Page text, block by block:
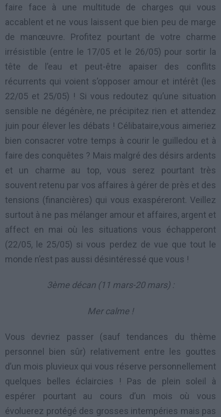
faire face à une multitude de charges qui vous
accablent et ne vous laissent que bien peu de marge
de manœuvre. Profitez pourtant de votre charme
irrésistible (entre le 17/05 et le 26/05) pour sortir la
tête de l’eau et peut-être apaiser des conflits
récurrents qui voient s’opposer amour et intérêt (les
22/05 et 25/05) ! Si vous redoutez qu’une situation
sensible ne dégénère, ne précipitez rien et attendez
juin pour élever les débats ! Célibataire,vous aimeriez
bien consacrer votre temps à courir le guilledou et à
faire des conquêtes ? Mais malgré des désirs ardents
et un charme au top, vous serez pourtant très
souvent retenu par vos affaires à gérer de près et des
tensions (financières) qui vous exaspéreront. Veillez
surtout à ne pas mélanger amour et affaires, argent et
affect en mai où les situations vous échapperont
(22/05, le 25/05) si vous perdez de vue que tout le
monde n’est pas aussi désintéressé que vous !
3ème décan (11 mars-20 mars) :
Mer calme !
Vous devriez passer (sauf tendances du thème
personnel bien sûr) relativement entre les gouttes
d’un mois pluvieux qui vous réserve personnellement
quelques belles éclaircies ! Pas de plein soleil à
espérer pourtant au cours d’un mois où vous
évoluerez protégé des grosses intempéries mais pas